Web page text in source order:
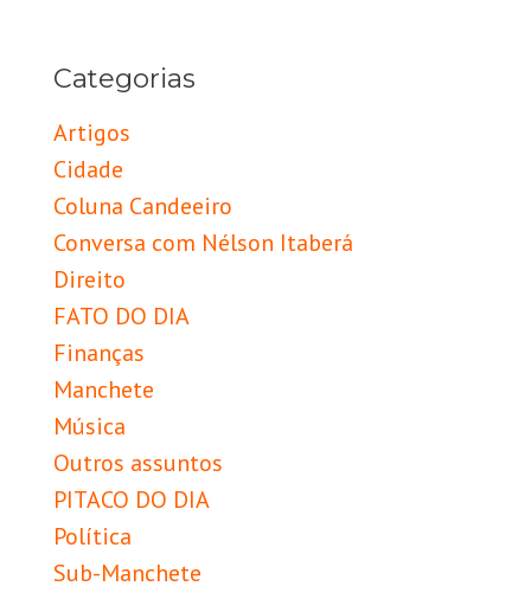
Categorias
Artigos
Cidade
Coluna Candeeiro
Conversa com Nélson Itaberá
Direito
FATO DO DIA
Finanças
Manchete
Música
Outros assuntos
PITACO DO DIA
Política
Sub-Manchete